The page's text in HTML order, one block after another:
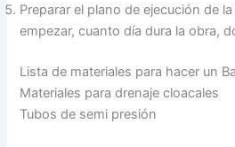
Preparar el plano de ejecución de
empezar, cuanto día dura la obra,
Lista de materiales para hacer un
Materiales para drenaje cloacales
Tubos de semi presión